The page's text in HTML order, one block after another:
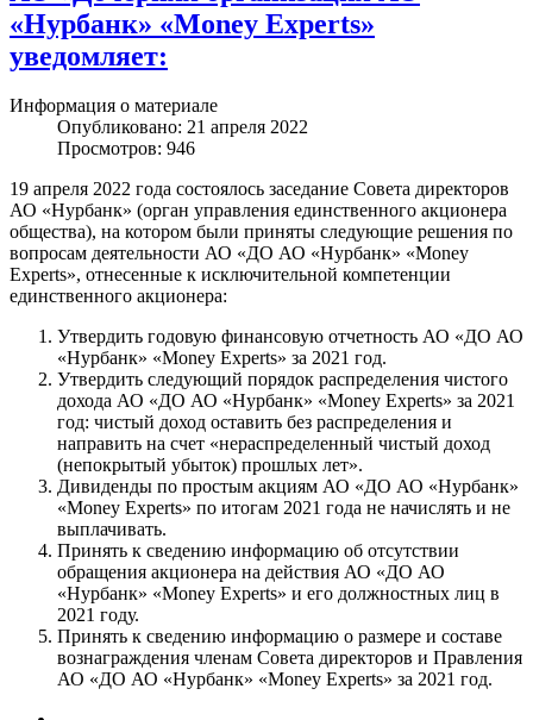
«Нурбанк» «Money Experts»
уведомляет:
Информация о материале
Опубликовано: 21 апреля 2022
Просмотров: 946
19 апреля 2022 года состоялось заседание Совета директоров
АО «Нурбанк» (орган управления единственного акционера
общества), на котором были приняты следующие решения по
вопросам деятельности АО «ДО АО «Нурбанк» «Money
Experts», отнесенные к исключительной компетенции
единственного акционера:
Утвердить годовую финансовую отчетность АО «ДО АО
«Нурбанк» «Money Experts» за 2021 год.
Утвердить следующий порядок распределения чистого
дохода АО «ДО АО «Нурбанк» «Money Experts» за 2021
год: чистый доход оставить без распределения и
направить на счет «нераспределенный чистый доход
(непокрытый убыток) прошлых лет».
Дивиденды по простым акциям АО «ДО АО «Нурбанк»
«Money Experts» по итогам 2021 года не начислять и не
выплачивать.
Принять к сведению информацию об отсутствии
обращения акционера на действия АО «ДО АО
«Нурбанк» «Money Experts» и его должностных лиц в
2021 году.
Принять к сведению информацию о размере и составе
вознаграждения членам Совета директоров и Правления
АО «ДО АО «Нурбанк» «Money Experts» за 2021 год.